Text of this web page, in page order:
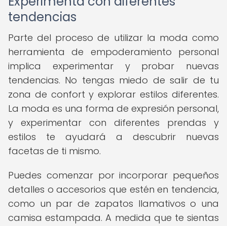
tendencias
Parte del proceso de utilizar la moda como
herramienta de empoderamiento personal
implica experimentar y probar nuevas
tendencias. No tengas miedo de salir de tu
zona de confort y explorar estilos diferentes.
La moda es una forma de expresión personal,
y experimentar con diferentes prendas y
estilos te ayudará a descubrir nuevas
facetas de ti mismo.
Puedes comenzar por incorporar pequeños
detalles o accesorios que estén en tendencia,
como un par de zapatos llamativos o una
camisa estampada. A medida que te sientas